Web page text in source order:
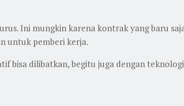
Ini mungkin karena kontrak yang baru
untuk pemberi kerja.
bisa dilibatkan, begitu juga dengan